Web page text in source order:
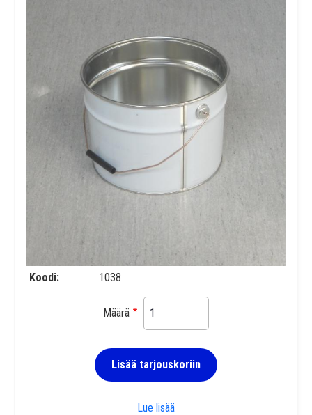
Koodi 1038
Määrä
Lisää tarjouskoriin
Lue lisää